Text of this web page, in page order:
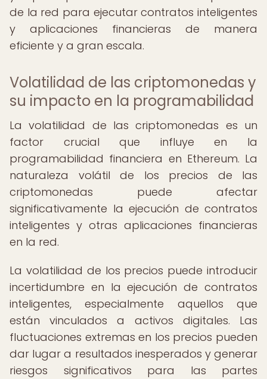
de la red para ejecutar contratos inteligentes
y aplicaciones financieras de manera
eficiente y a gran escala.
Volatilidad de las criptomonedas y
su impacto en la programabilidad
La volatilidad de las criptomonedas es un
factor crucial que influye en la
programabilidad financiera en Ethereum. La
naturaleza volátil de los precios de las
criptomonedas puede afectar
significativamente la ejecución de contratos
inteligentes y otras aplicaciones financieras
en la red.
La volatilidad de los precios puede introducir
incertidumbre en la ejecución de contratos
inteligentes, especialmente aquellos que
están vinculados a activos digitales. Las
fluctuaciones extremas en los precios pueden
dar lugar a resultados inesperados y generar
riesgos significativos para las partes